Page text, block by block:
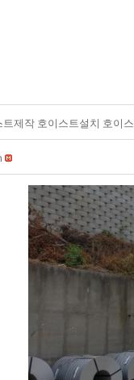
트제작 호이스트설치 호이